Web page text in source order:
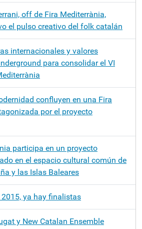
off de Fira Mediterrània,
el pulso creativo del folk catalán
internacionales y valores
para consolidar el VI
confluyen en una Fira
por el proyecto
participa en un proyecto
en el espacio cultural común de
y las Islas Baleares
2015, ya hay finalistas
y New Catalan Ensemble